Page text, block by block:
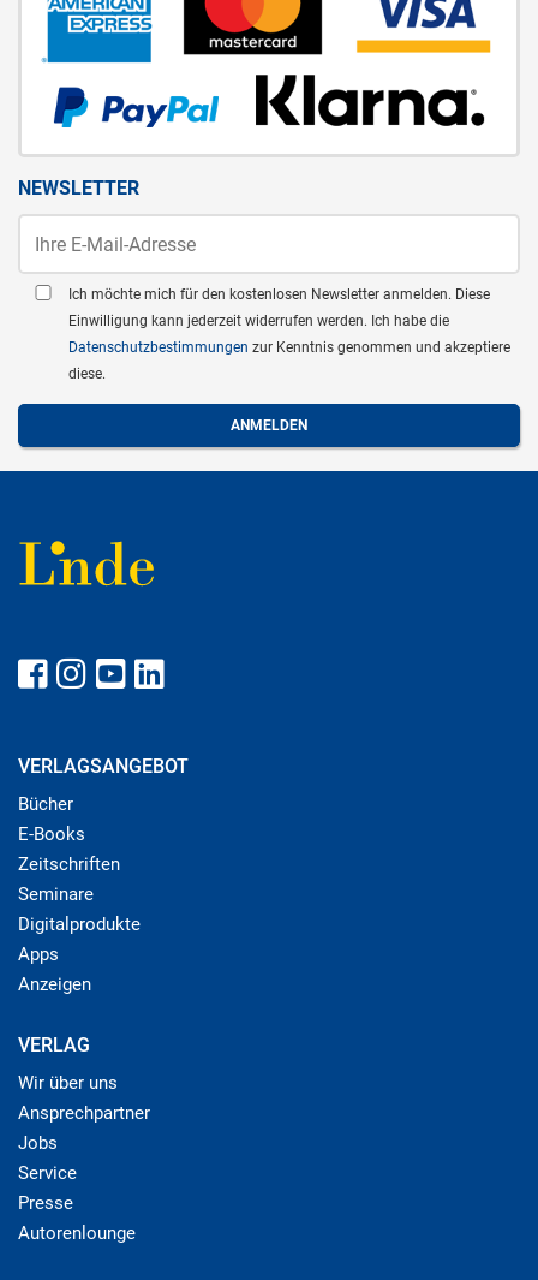
NEWSLETTER
Ich möchte mich für den kostenlosen Newsletter anmelden. Diese
Einwilligung kann jederzeit widerrufen werden. Ich habe die
Datenschutzbestimmungen zur Kenntnis genommen und akzeptiere
diese.
VERLAGSANGEBOT
Bücher
E-Books
Zeitschriften
Seminare
Digitalprodukte
Apps
Anzeigen
VERLAG
Wir über uns
Ansprechpartner
Jobs
Service
Presse
Autorenlounge